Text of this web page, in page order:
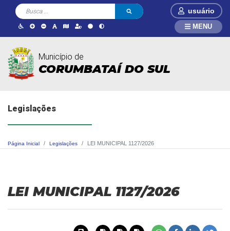
usuário
Município de
CORUMBATAÍ DO SUL
MENU
Legislações
Página Inicial Legislações LEI MUNICIPAL 1127/2026
LEI MUNICIPAL 1127/2026